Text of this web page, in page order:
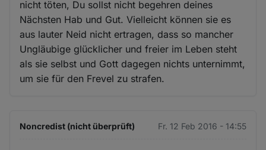
nicht töten, Du sollst nicht begehren deines
Nächsten Hab und Gut. Vielleicht können sie es
aus lauter Neid nicht ertragen, dass so mancher
Ungläubige glücklicher und freier im Leben steht
als sie selbst und Gott dagegen nichts unternimmt,
um sie für den Frevel zu strafen.
Noncredist (nicht überprüft) Fr. 12 Feb 2016 - 14:55